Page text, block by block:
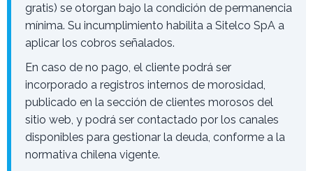
gratis) se otorgan bajo la condición de permanencia
mínima. Su incumplimiento habilita a Sitelco SpA a
aplicar los cobros señalados.
En caso de no pago, el cliente podrá ser
incorporado a registros internos de morosidad,
publicado en la sección de clientes morosos del
sitio web, y podrá ser contactado por los canales
disponibles para gestionar la deuda, conforme a la
normativa chilena vigente.